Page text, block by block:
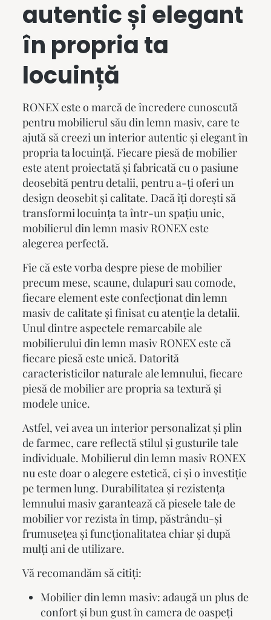
autentic și elegant
în propria ta
locuință
RONEX este o marcă de încredere cunoscută
pentru mobilierul său din lemn masiv, care te
ajută să creezi un interior autentic și elegant în
propria ta locuință. Fiecare piesă de mobilier
este atent proiectată și fabricată cu o pasiune
deosebită pentru detalii, pentru a-ți oferi un
design deosebit și calitate. Dacă îți dorești să
transformi locuința ta într-un spațiu unic,
mobilierul din lemn masivRONEX este
alegerea perfectă.
Fie că este vorba despre piese de mobilier
precum mese, scaune, dulapuri sau comode,
fiecare element este confecționat din lemn
masiv de calitate și finisat cu atenție la detalii.
Unul dintre aspectele remarcabile ale
mobilierului din lemn masivRONEX este că
fiecare piesă este unică. Datorită
caracteristicilor naturale ale lemnului, fiecare
piesă de mobilier are propria sa textură și
modele unice.
Astfel, vei avea un interior personalizat și plin
de farmec, care reflectă stilul și gusturile tale
individuale. Mobilierul din lemn masivRONEX
nu este doar o alegere estetică, ci și o investiție
pe termen lung. Durabilitatea și rezistența
lemnului masiv garantează că piesele tale de
mobilier vor rezista în timp, păstrându-și
frumusețea și funcționalitatea chiar și după
mulți ani de utilizare.
Vă recomandăm să citiți:
Mobilier din lemn masiv: adaugă un plus de
confort și bun gust în camera de oaspeți